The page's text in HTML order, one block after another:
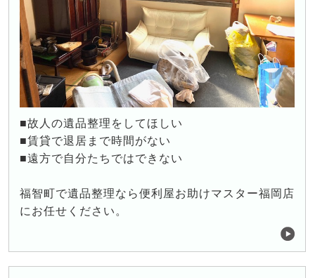
■故人の遺品整理をしてほしい
■賃貸で退居まで時間がない
■遠方で自分たちではできない
福智町で遺品整理なら便利屋お助けマスター福岡店
にお任せください。